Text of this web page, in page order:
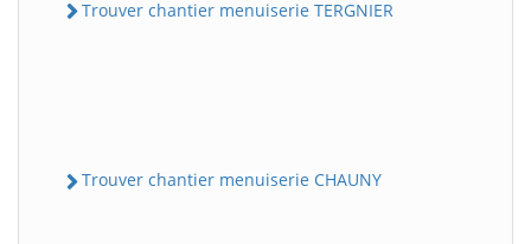
Trouver chantier menuiserie TERGNIER
Trouver chantier menuiserie CHAUNY